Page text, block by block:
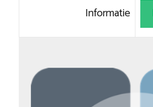
Informatie